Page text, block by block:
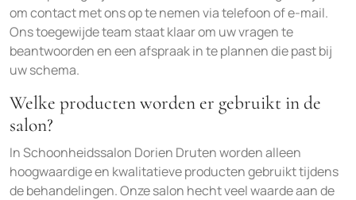
om contact met ons op te nemen via telefoon of e-mail.
Ons toegewijde team staat klaar om uw vragen te
beantwoorden en een afspraak in te plannen die past bij
uw schema.
Welke producten worden er gebruikt in de
salon?
In Schoonheidssalon Dorien Druten worden alleen
hoogwaardige en kwalitatieve producten gebruikt tijdens
de behandelingen. Onze salon hecht veel waarde aan de